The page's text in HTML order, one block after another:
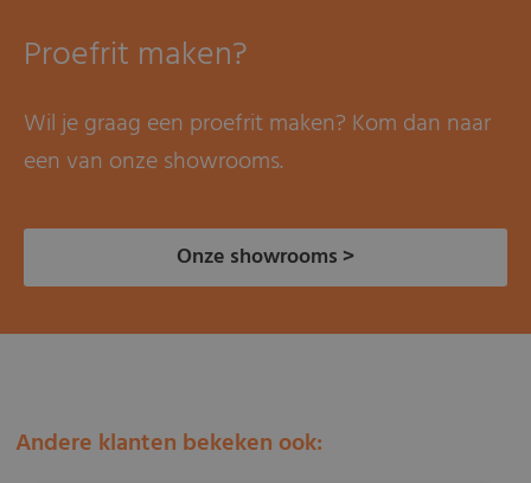
Proefrit maken?
Wil je graag een proefrit maken? Kom dan naar
een van onze showrooms.
Onze showrooms >
Andere klanten bekeken ook: